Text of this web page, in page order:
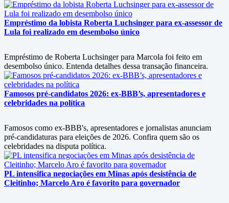
Empréstimo da lobista Roberta Luchsinger para ex-assessor de
Lula foi realizado em desembolso único
Empréstimo de Roberta Luchsinger para Marcola foi feito em
desembolso único. Entenda detalhes dessa transação financeira.
Famosos pré-candidatos 2026: ex-BBB’s, apresentadores e
celebridades na política
Famosos como ex-BBB's, apresentadores e jornalistas anunciam
pré-candidaturas para eleições de 2026. Confira quem são os
celebridades na disputa política.
PL intensifica negociações em Minas após desistência de
Cleitinho; Marcelo Aro é favorito para governador